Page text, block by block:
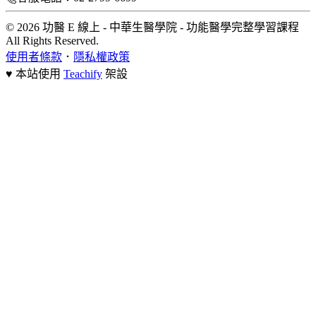
© 2026 功醫 E 線上 - 中華生醫學院 - 功能醫學完整學習課程
All Rights Reserved.
使用者條款 ． 隱私權政策
♥ 本站使用 Teachify 架設